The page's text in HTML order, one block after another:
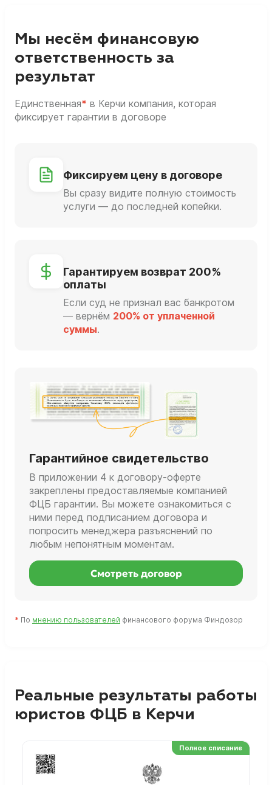
Мы несём финансовую
ответственность за
результат
Единственная* в Керчи компания, которая
фиксирует гарантии в договоре
Фиксируем цену в договоре
Вы сразу видите полную стоимость
услуги — до последней копейки.
Гарантируем возврат 200%
оплаты
Если суд не признал вас банкротом
— вернём 200% от уплаченной
суммы.
Гарантийное свидетельство
В приложении 4 к договору-оферте
закреплены предоставляемые компанией
ФЦБ гарантии. Вы можете ознакомиться с
ними перед подписанием договора и
попросить менеджера разъяснений по
любым непонятным моментам.
Смотреть договор
* По мнению пользователей финансового форума Финдозор
Реальные результаты работы
юристов ФЦБ в Керчи
Полное списание